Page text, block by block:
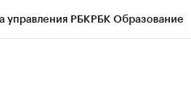
управления РБКРБК Образование